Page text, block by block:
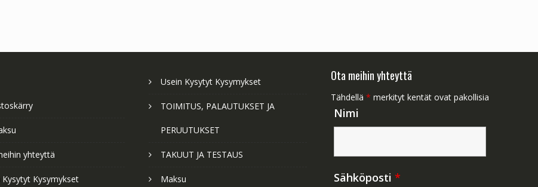
yhteyttä
Kysytyt Kysymykset
Usein Kysytyt Kysymykset
TOIMITUS, PALAUTUKSET JA
PERUUTUKSET
TAKUUT JA TESTAUS
Maksu
Ota meihin yhteyttä
Tähdellä * merkityt kentät ovat pakollisia
Nimi
Sähköposti *